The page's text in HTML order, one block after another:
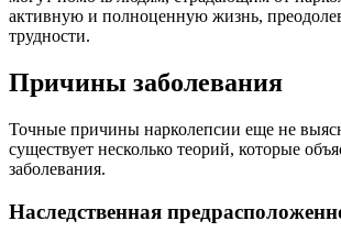
активную и полноценную жизнь,
трудности.
Причины заболевания
Точные причины нарколепсии еще не
существует несколько теорий, которые
заболевания.
Наследственная